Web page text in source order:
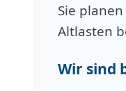
Sie
Altlasten
Wir sind